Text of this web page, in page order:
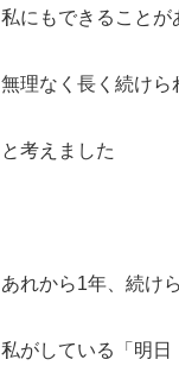
私にもできることが
無理なく長く続けら
と考えました
あれから1年、続け
私がしている「明日